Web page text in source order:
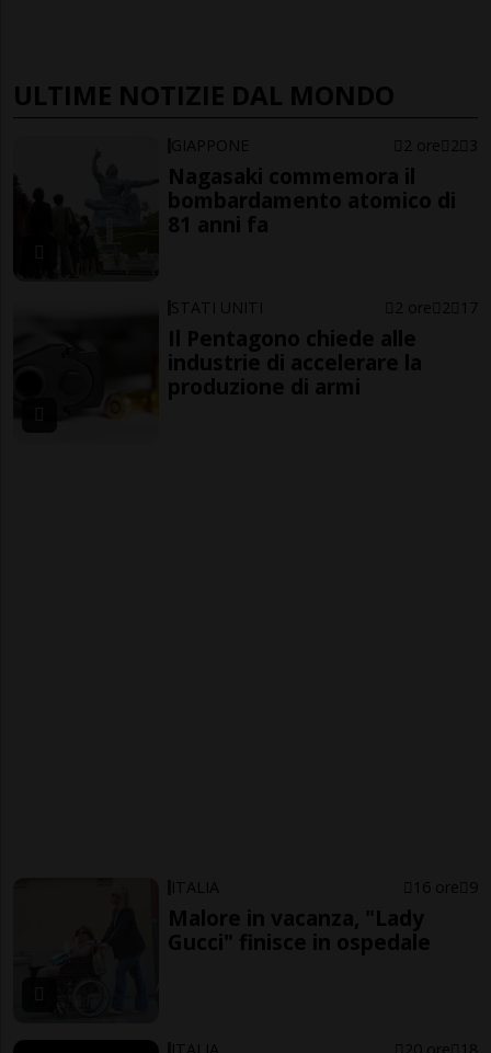
ULTIME NOTIZIE DAL MONDO
GIAPPONE 2 ore 2 3
Nagasaki commemora il
bombardamento atomico di
81 anni fa
STATI UNITI 2 ore 2 17
Il Pentagono chiede alle
industrie di accelerare la
produzione di armi
ITALIA 16 ore 9
Malore in vacanza, "Lady
Gucci" finisce in ospedale